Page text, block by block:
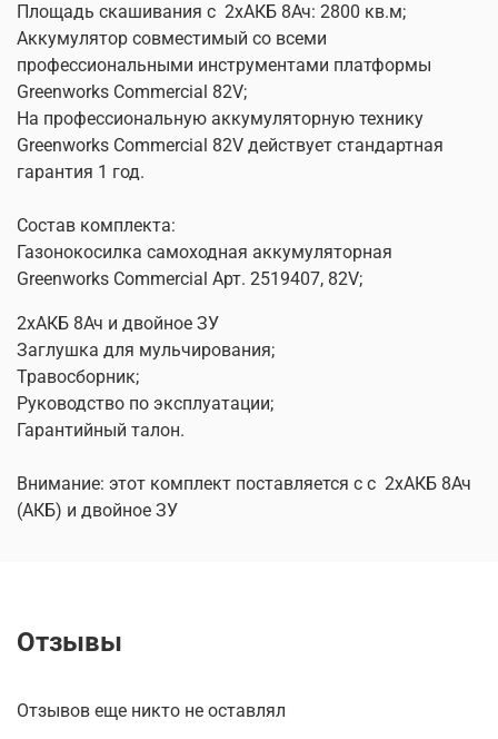
Площадь скашивания с 2хАКБ 8Ач: 2800 кв.м;
Аккумулятор совместимый со всеми
профессиональными инструментами платформы
Greenworks Commercial 82V;
На профессиональную аккумуляторную технику
Greenworks Commercial 82V действует стандартная
гарантия 1 год.
Состав комплекта:
Газонокосилка самоходная аккумуляторная
Greenworks Commercial Арт. 2519407, 82V;
2хАКБ 8Ач и двойное ЗУ
Заглушка для мульчирования;
Травосборник;
Руководство по эксплуатации;
Гарантийный талон.
Внимание: этот комплект поставляется с с 2хАКБ 8Ач
(АКБ) и двойное ЗУ
Отзывы
Отзывов еще никто не оставлял